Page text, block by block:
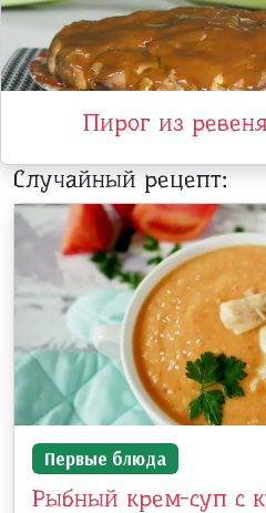
Пирог из
Случайный рецепт:
Первые блюда
Рыбный крем-суп с